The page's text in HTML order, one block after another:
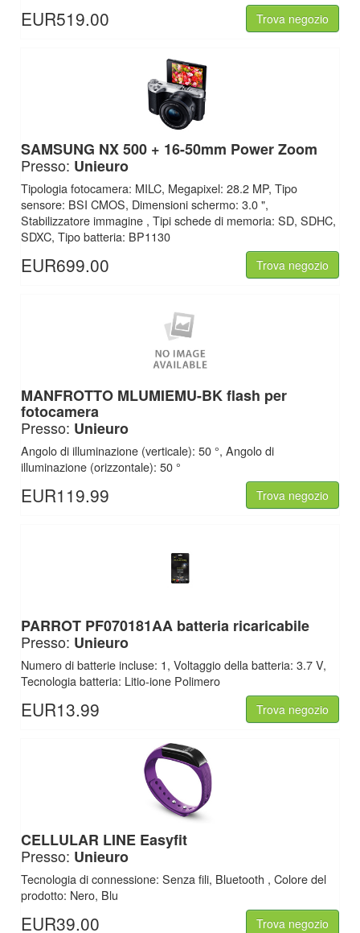
EUR519.00 Trova negozio
SAMSUNG NX 500 + 16-50mm Power Zoom
Presso: Unieuro
Tipologia fotocamera: MILC, Megapixel: 28.2 MP, Tipo
sensore: BSI CMOS, Dimensioni schermo: 3.0 ",
Stabilizzatore immagine , Tipi schede di memoria: SD, SDHC,
SDXC, Tipo batteria: BP1130
EUR699.00 Trova negozio
MANFROTTO MLUMIEMU-BK flash per
fotocamera
Presso: Unieuro
Angolo di illuminazione (verticale): 50 °, Angolo di
illuminazione (orizzontale): 50 °
EUR119.99 Trova negozio
PARROT PF070181AA batteria ricaricabile
Presso: Unieuro
Numero di batterie incluse: 1, Voltaggio della batteria: 3.7 V,
Tecnologia batteria: Litio-ione Polimero
EUR13.99 Trova negozio
CELLULAR LINE Easyfit
Presso: Unieuro
Tecnologia di connessione: Senza fili, Bluetooth , Colore del
prodotto: Nero, Blu
EUR39.00 Trova negozio